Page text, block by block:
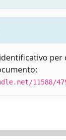
per
11588/